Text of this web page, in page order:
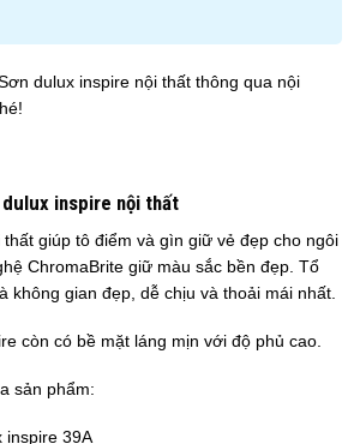
dulux inspire nội thất thông qua nội
dulux inspire nội thất
giúp tô điểm và gìn giữ vẻ đẹp cho ngôi
ChromaBrite giữ màu sắc bền đẹp. Tổ
không gian đẹp, dễ chịu và thoải mái nhất.
còn có bề mặt láng mịn với độ phủ cao.
sản phẩm:
inspire 39A